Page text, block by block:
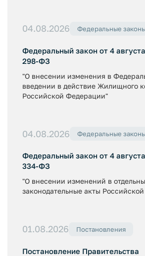
04.08.2026 Федеральные
Федеральный закон от 4
298-ФЗ
"О внесении изменения в
введении в действие Жилищного
Российской Федерации"
04.08.2026 Федеральные
Федеральный закон от 4
334-ФЗ
"О внесении изменений в
законодательные акты
01.08.2026 Постановления
Постановление Правительства